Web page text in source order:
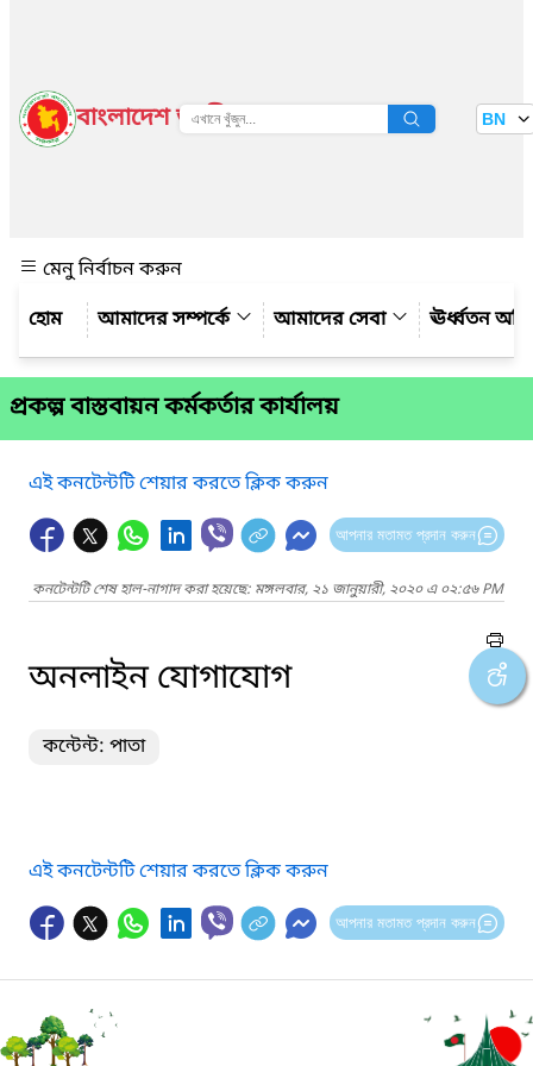
বাংলাদেশ জাতীয় তথ্য বাতায়ন BN
মেনু নির্বাচন করুন
আমাদের সম্পর্কে
আমাদের সেবা ঊর্ধ্বতন
প্রকল্প বাস্তবায়ন কর্মকর্তার কার্যালয়
এই কনটেন্টটি শেয়ার করতে ক্লিক করুন
আপনার মতামত প্রদান করুন
কনটেন্টটি শেষ হাল-নাগাদ করা হয়েছে: মঙ্গলবার, ২১ জানুয়ারী, ২০২০ এ ০২:৫৬ PM
অনলাইন যোগাযোগ
কন্টেন্ট: পাতা
এই কনটেন্টটি শেয়ার করতে ক্লিক করুন
আপনার মতামত প্রদান করুন